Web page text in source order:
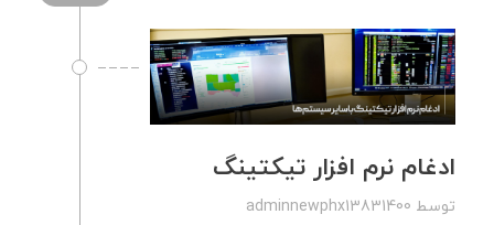
ادغام نرم افزار تیکتینگ
توسط adminnewphx13831400